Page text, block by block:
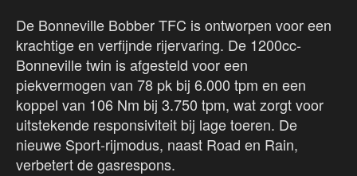
De Bonneville Bobber TFC is ontworpen voor een
krachtige en verfijnde rijervaring. De 1200cc-
Bonneville twin is afgesteld voor een
piekvermogen van 78 pk bij 6.000 tpm en een
koppel van 106 Nm bij 3.750 tpm, wat zorgt voor
uitstekende responsiviteit bij lage toeren. De
nieuwe Sport-rijmodus, naast Road en Rain,
verbetert de gasrespons.